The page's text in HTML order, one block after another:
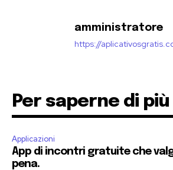
amministratore
https://
Per saperne di più
Applicazioni
App di incontri gratuite che
pena.